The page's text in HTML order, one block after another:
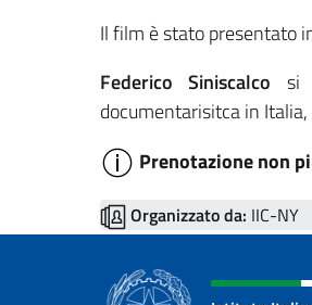
Il film è stato presentato
Federico Siniscalco si
documentarisitca in
Prenotazione non
Organizzato da: IIC-NY